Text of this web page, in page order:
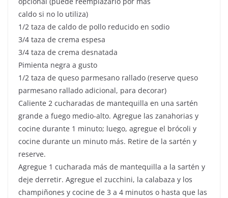
caldo si no lo utiliza)
1/2 taza de caldo de pollo reducido en sodio
3/4 taza de crema espesa
3/4 taza de crema desnatada
Pimienta negra a gusto
1/2 taza de queso parmesano rallado (reserve queso
parmesano rallado adicional, para decorar)
Caliente 2 cucharadas de mantequilla en una sartén
grande a fuego medio-alto. Agregue las zanahorias y
cocine durante 1 minuto; luego, agregue el brócoli y
cocine durante un minuto más. Retire de la sartén y
reserve.
Agregue 1 cucharada más de mantequilla a la sartén y
deje derretir. Agregue el zucchini, la calabaza y los
champiñones y cocine de 3 a 4 minutos o hasta que las